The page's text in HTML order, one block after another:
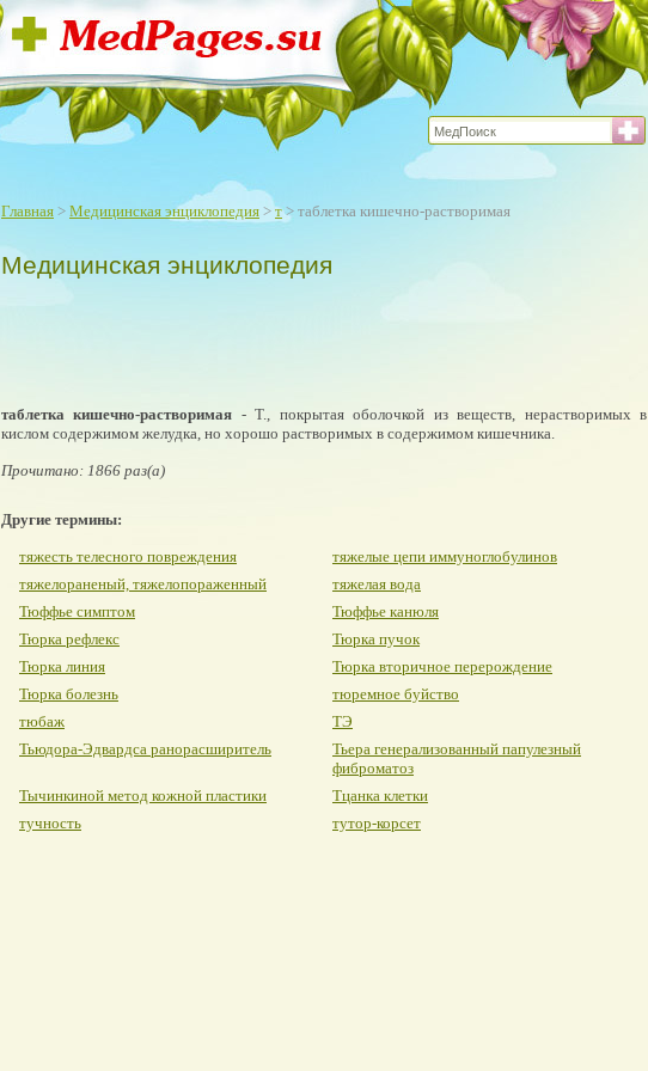
Главная > Медицинская энциклопедия > т> таблетка кишечно-растворимая
Медицинская энциклопедия
таблетка кишечно-растворимая - Т., покрытая оболочкой из веществ, нерастворимых в
кислом содержимом желудка, но хорошо растворимых в содержимом кишечника.
Прочитано: 1866 раз(а)
Другие термины:
тяжесть телесного повреждения
тяжелые цепи иммуноглобулинов
тяжелораненый, тяжелопораженный
тяжелая вода
Тюффье симптом
Тюффье канюля
Тюрка рефлекс
Тюрка пучок
Тюрка линия
Тюрка вторичное перерождение
Тюрка болезнь
тюремное буйство
тюбаж
ТЭ
Тьюдора-Эдвардса ранорасширитель
Тьера генерализованный папулезный
фиброматоз
Тычинкиной метод кожной пластики
Тцанка клетки
тучность
тутор-корсет